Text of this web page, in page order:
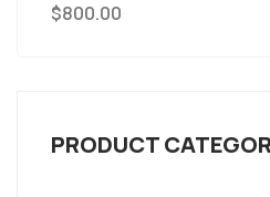
$800.00
PRODUCT